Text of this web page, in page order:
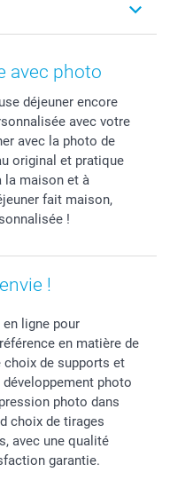
avec photo
déjeuner encore
avec votre
avec la photo de
original et pratique
la maison et à
fait maison,
!
!
ligne pour
en matière de
choix de supports et
photo
photo dans
choix de tirages
avec une qualité
garantie.